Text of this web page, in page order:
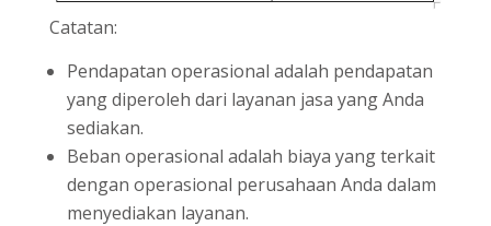
Catatan:
Pendapatan operasional adalah pendapatan
yang diperoleh dari layanan jasa yang Anda
sediakan.
Beban operasional adalah biaya yang terkait
dengan operasional perusahaan Anda dalam
menyediakan layanan.